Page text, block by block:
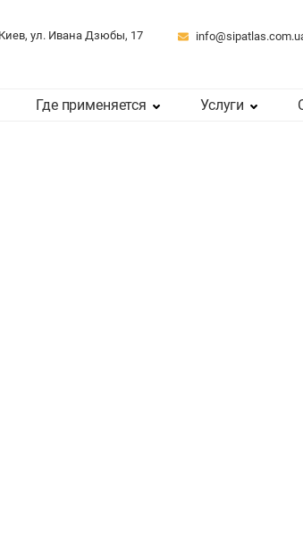
ул. Ивана Дзюбы, 17
Где применяется Услуги